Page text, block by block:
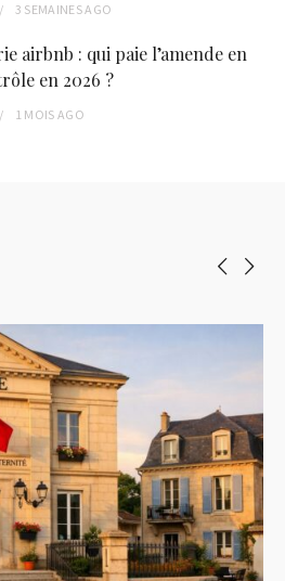
3 SEMAINESAGO
airbnb : qui paie l’amende en
en 2026 ?
1 MOIS AGO